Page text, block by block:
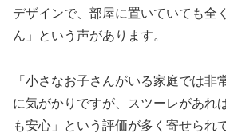
デザインで、部屋に置いていても全
ん」という声があります。
「小さなお子さんがいる家庭では非
に気がかりですが、スツーレがあれ
も安心」という評価が多く寄せられ